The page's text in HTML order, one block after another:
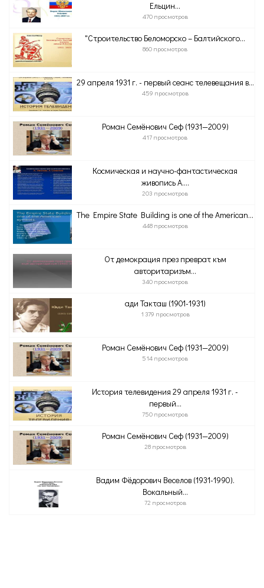
Ельцин...
470 просмотров
"Строительство Беломорско – Балтийского...
860 просмотров
29 апреля 1931 г. - первый сеанс телевещания в...
459 просмотров
Роман Семёнович Сеф (1931—2009)
417 просмотров
Космическая и научно-фантастическая
живопись А....
203 просмотров
The Empire State Building is one of the American...
448 просмотров
От демокрация през преврат към
авторитаризъм...
340 просмотров
Һади Такташ (1901-1931)
1 379 просмотров
Роман Семёнович Сеф (1931—2009)
514 просмотров
История телевидения 29 апреля 1931 г. -
первый...
750 просмотров
Роман Семёнович Сеф (1931—2009)
28 просмотров
Вадим Фёдорович Веселов (1931-1990).
Вокальный...
72 просмотров